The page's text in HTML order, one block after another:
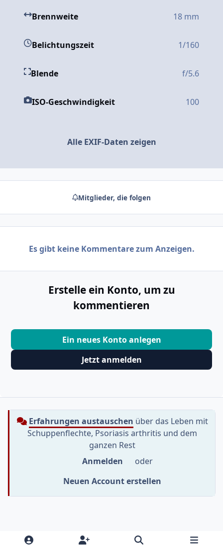
Brennweite 18 mm
Belichtungszeit 1/160
Blende f/5.6
ISO-Geschwindigkeit 100
Alle EXIF-Daten zeigen
Mitglieder, die folgen
Es gibt keine Kommentare zum Anzeigen.
Erstelle ein Konto, um zu
kommentieren
Ein neues Konto anlegen
Jetzt anmelden
Erfahrungen austauschen über das Leben mit
Schuppenflechte, Psoriasis arthritis und dem
ganzen Rest
Anmelden
oder
Neuen Account erstellen